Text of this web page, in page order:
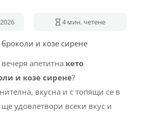
4 мин. четене
апетитна кето
и козе сирене?
вкусна и с топящи се в
ще удовлетвори всеки вкус и